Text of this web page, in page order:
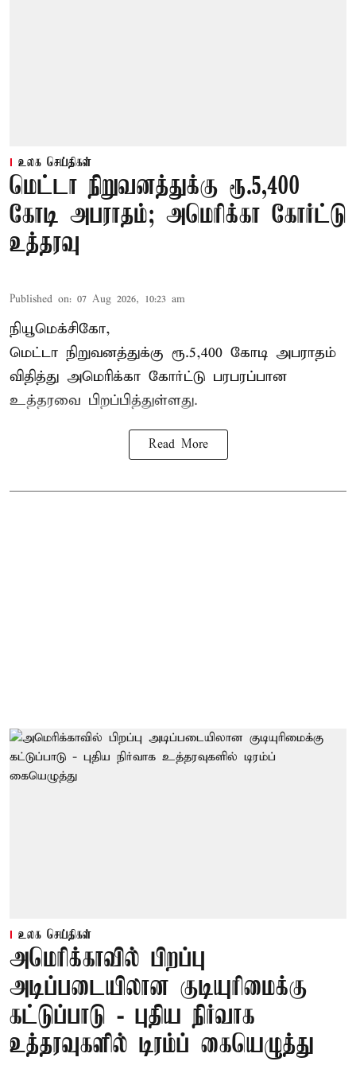
உலக செய்திகள்
மெட்டா நிறுவனத்துக்கு ரூ.5,400
கோடி அபராதம்; அமெரிக்கா கோர்ட்டு
உத்தரவு
Published on: 07 Aug 2026, 10:23 am
நியூமெக்சிகோ,
மெட்டா நிறுவனத்துக்கு ரூ.5,400 கோடி அபராதம்
விதித்து அமெரிக்கா கோர்ட்டு பரபரப்பான
உத்தரவை பிறப்பித்துள்ளது.
Read More
உலக செய்திகள்
அமெரிக்காவில் பிறப்பு
அடிப்படையிலான குடியுரிமைக்கு
கட்டுப்பாடு - புதிய நிர்வாக
உத்தரவுகளில் டிரம்ப் கையெழுத்து